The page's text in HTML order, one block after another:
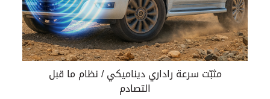
مثبّت سرعة راداري ديناميكي / نظام ما قبل
التصادم